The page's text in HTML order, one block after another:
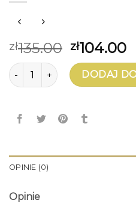
zł135.00 zł104.00
ilość kolczyki złote kruk
DODAJ
OPINIE (0)
Opinie